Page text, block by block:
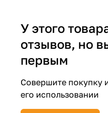
У этого
отзывов, но
первым
Совершите покупку
его использовании
недели